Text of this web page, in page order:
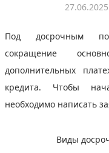
27.06.2025
Под досрочным
сокращение
дополнительных
кредита. Чтобы
необходимо написать
Виды